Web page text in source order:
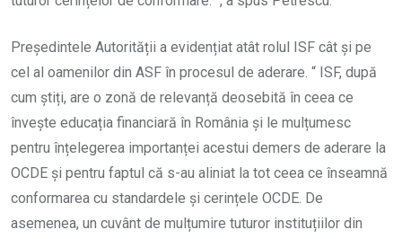
Președintele Autorității a evidențiat atât rolul ISF cât și pe
cel al oamenilor din ASF în procesul de aderare. “ ISF, după
cum știți, are o zonă de relevanță deosebită în ceea ce
învește educația financiară în România și le mulțumesc
pentru înțelegerea importanței acestui demers de aderare la
OCDE și pentru faptul că s-au aliniat la tot ceea ce înseamnă
conformarea cu standardele și cerințele OCDE. De
asemenea, un cuvânt de mulțumire tuturor instituțiilor din